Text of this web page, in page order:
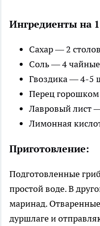
Ингредиенты на
Сахар — 2
Соль — 4
Гвоздика — 4-5
Перец
Лавровый лист
Лимонная
Приготовление:
Подготовленные
простой воде. В
маринад.
дуршлаге и